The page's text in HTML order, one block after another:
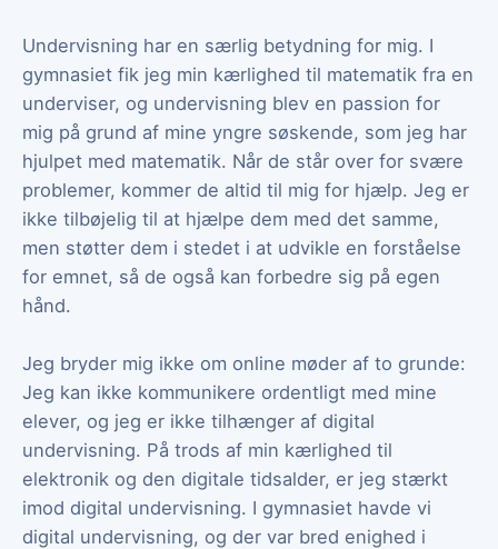
Undervisning har en særlig betydning for mig. I
gymnasiet fik jeg min kærlighed til matematik fra en
underviser, og undervisning blev en passion for
mig på grund af mine yngre søskende, som jeg har
hjulpet med matematik. Når de står over for svære
problemer, kommer de altid til mig for hjælp. Jeg er
ikke tilbøjelig til at hjælpe dem med det samme,
men støtter dem i stedet i at udvikle en forståelse
for emnet, så de også kan forbedre sig på egen
hånd.
Jeg bryder mig ikke om online møder af to grunde:
Jeg kan ikke kommunikere ordentligt med mine
elever, og jeg er ikke tilhænger af digital
undervisning. På trods af min kærlighed til
elektronik og den digitale tidsalder, er jeg stærkt
imod digital undervisning. I gymnasiet havde vi
digital undervisning, og der var bred enighed i